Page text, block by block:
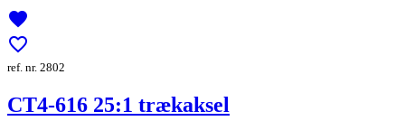
favorite
favorite_border
ref. nr. 2802
CT4-616 25:1 trækaksel